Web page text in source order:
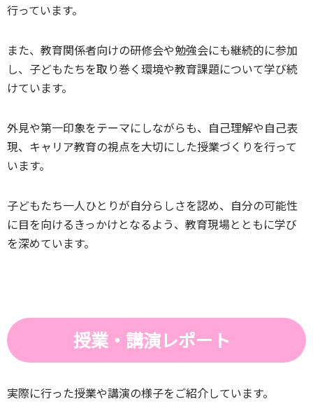
行っています。
また、教育関係者向けの研修会や勉強会にも継続的に参加
し、子どもたちを取り巻く環境や教育課題について学び続
けています。
外見や第一印象をテーマにしながらも、自己理解や自己表
現、キャリア教育の視点を大切にした授業づくりを行って
います。
子どもたち一人ひとりが自分らしさを認め、自分の可能性
に目を向けるきっかけとなるよう、教育現場とともに学び
を深めています。
授業・講演レポート
実際に行った授業や講演の様子をご紹介しています。